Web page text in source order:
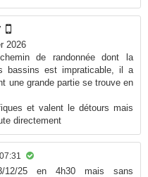
2026
de randonnée dont la
bassins est impraticable, il a
une grande partie se trouve en
et valent le détours mais
directement
12/25 en 4h30 mais sans